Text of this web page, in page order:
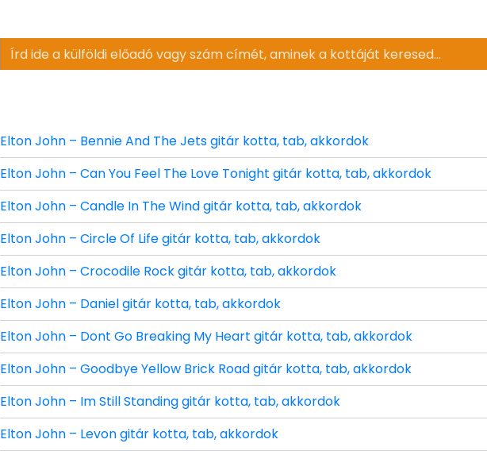
Search
for:
Elton John – Bennie And The Jets gitár kotta, tab, akkordok
Elton John – Can You Feel The Love Tonight gitár kotta, tab, akkordok
Elton John – Candle In The Wind gitár kotta, tab, akkordok
Elton John – Circle Of Life gitár kotta, tab, akkordok
Elton John – Crocodile Rock gitár kotta, tab, akkordok
Elton John – Daniel gitár kotta, tab, akkordok
Elton John – Dont Go Breaking My Heart gitár kotta, tab, akkordok
Elton John – Goodbye Yellow Brick Road gitár kotta, tab, akkordok
Elton John – Im Still Standing gitár kotta, tab, akkordok
Elton John – Levon gitár kotta, tab, akkordok